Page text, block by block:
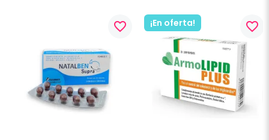
favorite_border ¡En oferta! favorite_border